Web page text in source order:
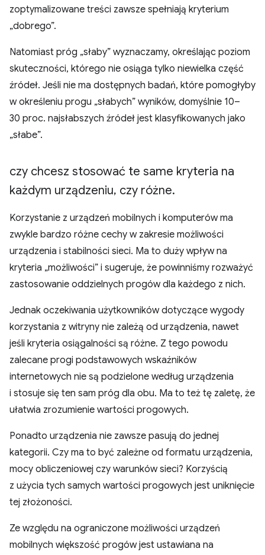
zoptymalizowane treści zawsze spełniają kryterium
„dobrego”.
Natomiast próg „słaby” wyznaczamy, określając poziom
skuteczności, którego nie osiąga tylko niewielka część
źródeł. Jeśli nie ma dostępnych badań, które pomogłyby
w określeniu progu „słabych” wyników, domyślnie 10–
30 proc. najsłabszych źródeł jest klasyfikowanych jako
„słabe”.
czy chcesz stosować te same kryteria na
każdym urządzeniu, czy różne.
Korzystanie z urządzeń mobilnych i komputerów ma
zwykle bardzo różne cechy w zakresie możliwości
urządzenia i stabilności sieci. Ma to duży wpływ na
kryteria „możliwości” i sugeruje, że powinniśmy rozważyć
zastosowanie oddzielnych progów dla każdego z nich.
Jednak oczekiwania użytkowników dotyczące wygody
korzystania z witryny nie zależą od urządzenia, nawet
jeśli kryteria osiągalności są różne. Z tego powodu
zalecane progi podstawowych wskaźników
internetowych nie są podzielone według urządzenia
i stosuje się ten sam próg dla obu. Ma to też tę zaletę, że
ułatwia zrozumienie wartości progowych.
Ponadto urządzenia nie zawsze pasują do jednej
kategorii. Czy ma to być zależne od formatu urządzenia,
mocy obliczeniowej czy warunków sieci? Korzyścią
z użycia tych samych wartości progowych jest uniknięcie
tej złożoności.
Ze względu na ograniczone możliwości urządzeń
mobilnych większość progów jest ustawiana na